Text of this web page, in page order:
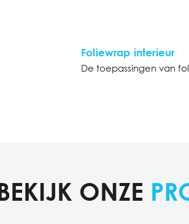
Foliewrap interieur
De toepassingen van
BEKIJK ONZE